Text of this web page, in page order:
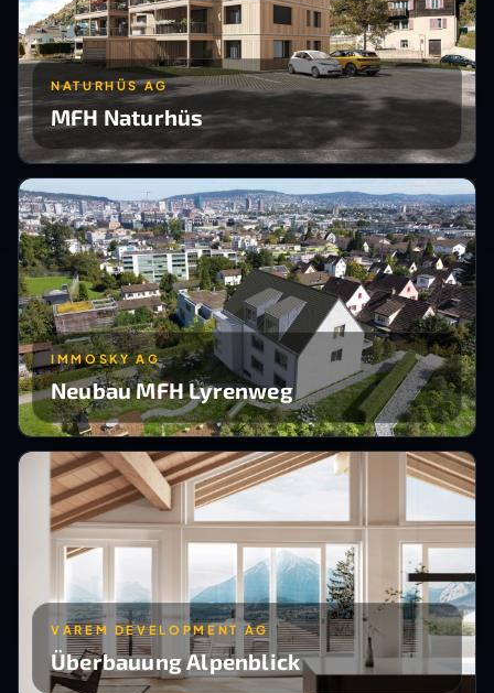
NATURHÜS AG
MFH Naturhüs
IMMOSKY AG
Neubau MFH Lyrenweg
VAREM DEVELOPMENT AG
Überbauung Alpenblick